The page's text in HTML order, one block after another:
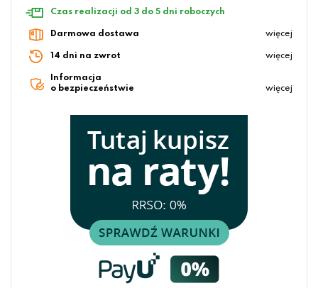
Czas realizacji od 3 do 5 dni roboczych
Darmowa dostawa więcej
14 dni na zwrot więcej
Informacja
o bezpieczeństwie
więcej